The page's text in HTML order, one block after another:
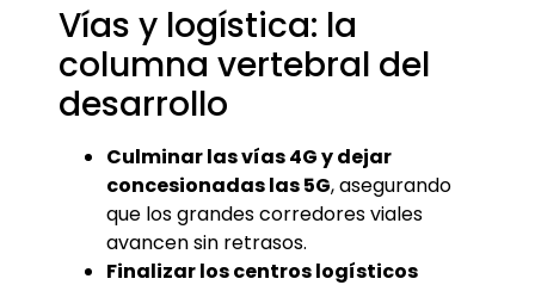
Vías y logística: la
columna vertebral del
desarrollo
Culminar las vías 4G y dejar
concesionadas las 5G, asegurando
que los grandes corredores viales
avancen sin retrasos.
Finalizar los centros logísticos